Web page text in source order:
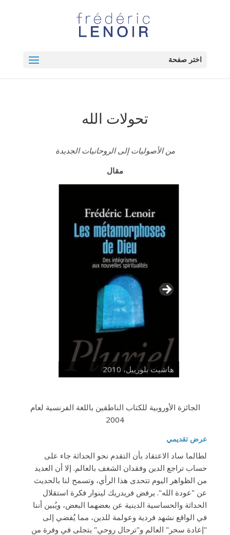
اختر صفحة
تحولات الله
من الأصوليات إلى الروحانيات الجديدة
مقال
هاشيت بلورييل، 2010
>
الجائزة الأوروبية للكتاب الناطقين باللغة الفرنسية لعام
2004
عرض تقديمي
لطالما ساد الاعتقاد بأن التقدم نحو الحداثة جاء على
حساب تراجع الدين وفقدان الشغف بالعالم. إلا أن العديد
من الظواهر اليوم تتحدى هذا الرأي، وتسمح لنا بالحديث
عن "عودة الله". يرفض فريدريك لينوار فكرة استقلال
الحداثة والحساسية الدينية عن بعضهما البعض، ويُبين أننا
في الواقع نشهد فردية وعولمة للدين، مما يُفضي إلى
"إعادة سحر" العالم و"ترحال روحي" يتجلى في وفرة من